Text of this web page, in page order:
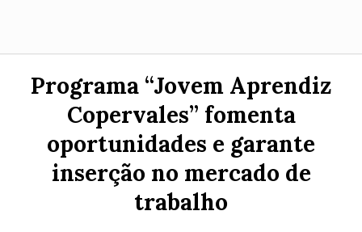
Programa “Jovem Aprendiz
Copervales” fomenta
oportunidades e garante
inserção no mercado de
trabalho